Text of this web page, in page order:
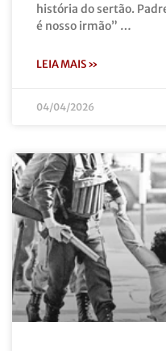
história do sertão.
é nosso irmão” …
LEIA MAIS »
04/04/2026